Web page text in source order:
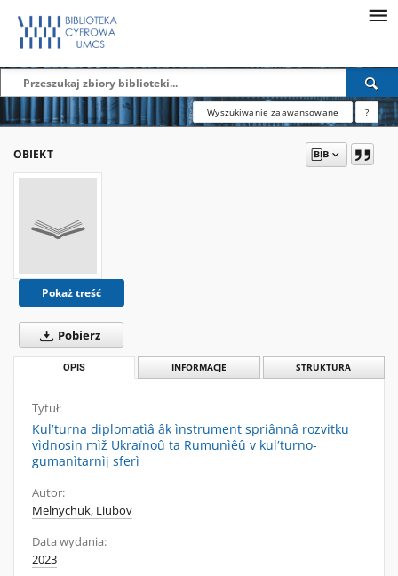
Wyszukiwanie zaawansowane ?
OBIEKT
Pokaż treść
Pobierz
OPIS INFORMACJE STRUKTURA
Tytuł:
Kulʹturna diplomatìâ âk ìnstrument spriânnâ rozvitku
vìdnosin mìž Ukraïnoû ta Rumunìêû v kulʹturno-
gumanìtarnìj sferì
Autor:
Melnychuk, Liubov
Data wydania:
2023